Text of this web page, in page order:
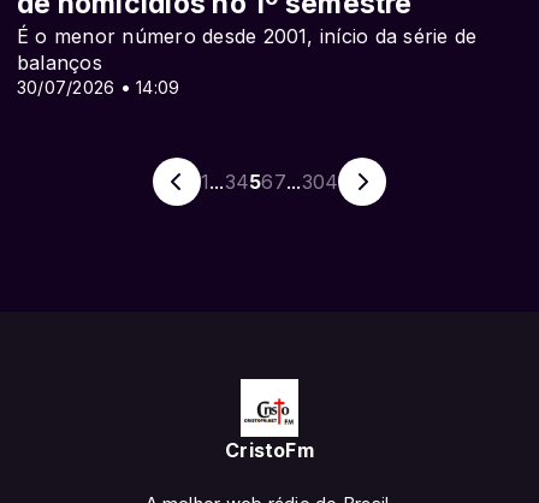
30/07/2026 • 14:09
É o menor número desde 2001, início da série de
balanços
1...34567...304
CristoFm